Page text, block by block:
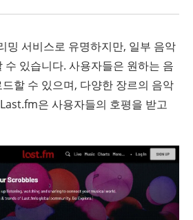
밍 서비스로 유명하지만, 일부 음악
수 있습니다. 사용자들은 원하는 음
할 수 있으며, 다양한 장르의 음악
은 사용자들의 호평을 받고